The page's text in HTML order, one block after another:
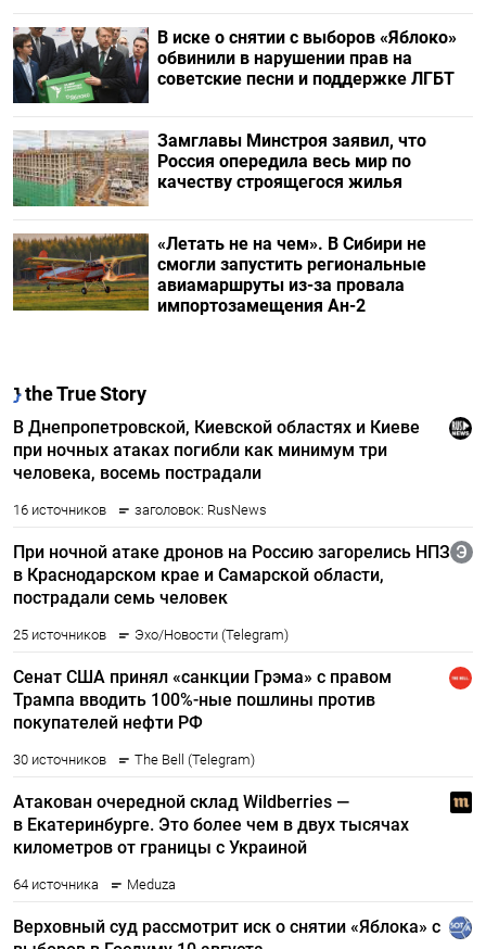
В иске о снятии с выборов «Яблоко»
обвинили в нарушении прав на
советские песни и поддержке ЛГБТ
Замглавы Минстроя заявил, что
Россия опередила весь мир по
качеству строящегося жилья
«Летать не на чем». В Сибири не
смогли запустить региональные
авиамаршруты из-за провала
импортозамещения Ан-2